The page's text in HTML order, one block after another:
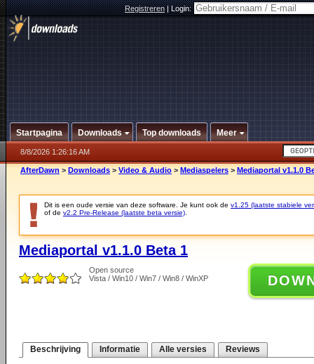
Registreren|Login:
Startpagina Downloads Top downloads Meer
8/8/2026 1:26:16 AM
AfterDawn > Downloads > Video & Audio > Mediaspelers > Mediaportal v1.1.0
Dit is een oude versie van deze software. Je kunt ook de v1.25 (laatste stabiele
of de v2.2 Pre-Release (laatste beta versie)
Mediaportal v1.1.0 Beta 1
Open source
Vista / Win10 / Win7 / Win8 / WinXP
Beschrijving Informatie Alle versies Reviews